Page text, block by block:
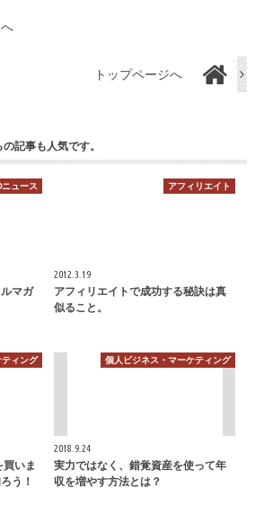
トップページへ
の記事も人気です。
ニュース
マガ
アフィリエイト
2012.3.19
アフィリエイトで成功する秘訣は真
似ること。
ィング
いま
う！
個人ビジネス・マーケティング
2018.9.24
実力ではなく、錯覚資産を使って年
収を増やす方法とは？